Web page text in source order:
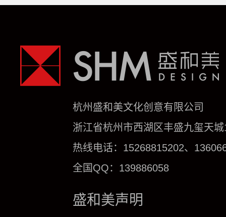
杭州盛和美文化创意有限公司
浙江省杭州市西湖区丰盛九玺天
热线电话：15268815202、
全国QQ：139886058
盛和美声明